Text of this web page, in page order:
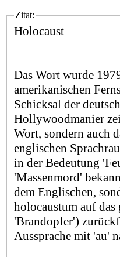
Zitat:
Holocaust
Das Wort wurde
amerikanischen
Schicksal der
Hollywoodmanier
Wort, sondern auch
englischen
in der Bedeutung
'Massenmord'
dem Englischen,
holocaustum auf
'Brandopfer')
Aussprache mit 'au'